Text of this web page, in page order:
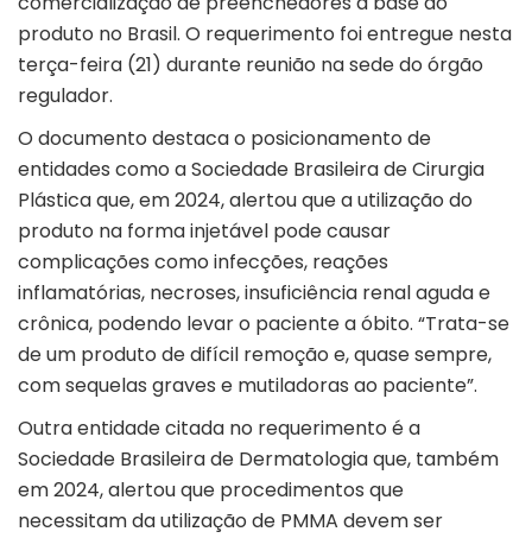
produto no Brasil. O requerimento foi entregue nesta
terça-feira (21) durante reunião na sede do órgão
regulador.
O documento destaca o posicionamento de
entidades como a Sociedade Brasileira de Cirurgia
Plástica que, em 2024, alertou que a utilização do
produto na forma injetável pode causar
complicações como infecções, reações
inflamatórias, necroses, insuficiência renal aguda e
crônica, podendo levar o paciente a óbito. “Trata-se
de um produto de difícil remoção e, quase sempre,
com sequelas graves e mutiladoras ao paciente”.
Outra entidade citada no requerimento é a
Sociedade Brasileira de Dermatologia que, também
em 2024, alertou que procedimentos que
necessitam da utilização de PMMA devem ser